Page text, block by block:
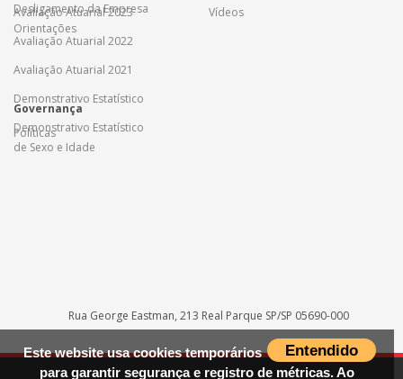
Desligamento da Empresa
Orientações
Avaliação Atuarial 2023
Avaliação Atuarial 2022
Avaliação Atuarial 2021
Demonstrativo Estatístico
Demonstrativo Estatístico
de Sexo e Idade
Vídeos
Governança
Políticas
Rua George Eastman, 213 Real Parque SP/SP 05690-000
Entendido
Este website usa cookies temporários
para garantir segurança e registro de métricas. Ao